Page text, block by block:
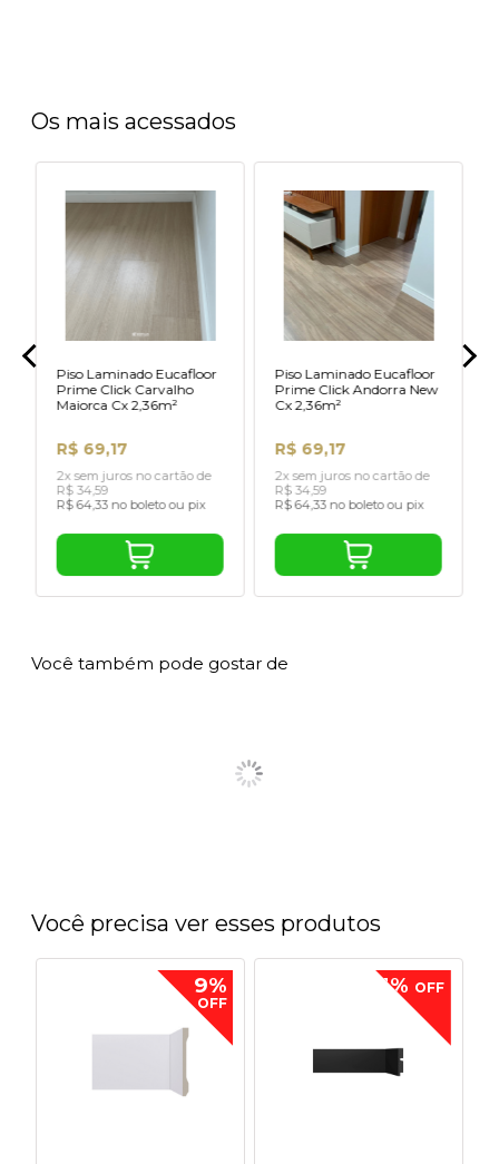
Os mais acessados
Piso Laminado Eucafloor
Prime Click Carvalho
Maiorca Cx 2,36m²
R$ 69,17
2x sem juros no cartão de
R$ 34,59
R$ 64,33 no boleto ou pix
Piso Laminado Eucafloor
Prime Click Andorra New
Cx 2,36m²
R$ 69,17
2x sem juros no cartão de
R$ 34,59
R$ 64,33 no boleto ou pix
Você também pode gostar de
Você precisa ver esses produtos
9%
OFF
1% OFF